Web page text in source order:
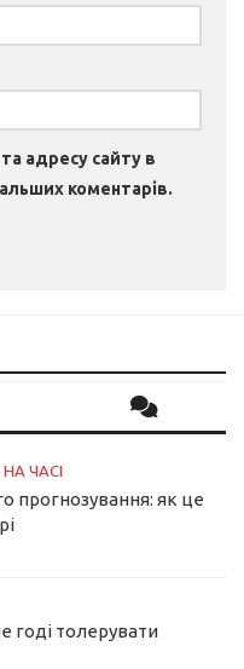
адресу сайту в
коментарів.
НА ЧАСІ
прогнозування: як це
годі толерувати